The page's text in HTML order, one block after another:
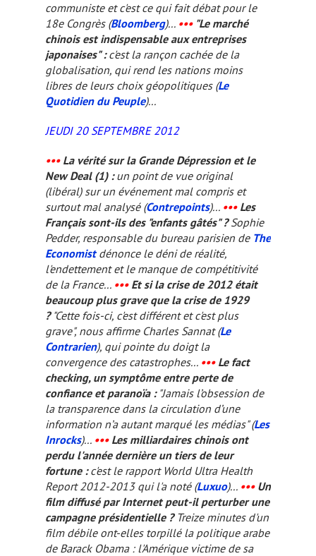
communiste et c'est ce qui fait débat pour le
18e Congrès (Bloomberg)... •••"Le marché
chinois est indispensable aux entreprises
japonaises" :c'est la rançon cachée de la
globalisation, qui rend les nations moins
libres de leurs choix géopolitiques (Le
Quotidien du Peuple)...
JEUDI 20 SEPTEMBRE 2012
•••La vérité sur la Grande Dépression et le
New Deal (1) :un point de vue original
(libéral) sur un événement mal compris et
surtout mal analysé (Contrepoints)... •••Les
Français sont-ils des "enfants gâtés" ?Sophie
Pedder, responsable du bureau parisien de The
Economistdénonce le déni de réalité,
l'endettement et le manque de compétitivité
de la France... •••Et si la crise de 2012 était
beaucoup plus grave que la crise de 1929
?"Cette fois-ci, c'est différent et c'est plus
grave", nous affirme Charles Sannat (Le
Contrarien), qui pointe du doigt la
convergence des catastrophes... •••Le fact
checking, un symptôme entre perte de
confiance et paranoïa :"Jamais l’obsession de
la transparence dans la circulation d’une
information n’a autant marqué les médias" (Les
Inrocks)... •••Les milliardaires chinois ont
perdu l'année dernière un tiers de leur
fortune :c'est le rapport World Ultra Health
Report 2012-2013 qui l'a noté (Luxuo)... •••Un
film diffusé par Internet peut-il perturber une
campagne présidentielle ?Treize minutes d'un
film débile ont-elles torpillé la politique arabe
de Barack Obama : l'Amérique victime de sa